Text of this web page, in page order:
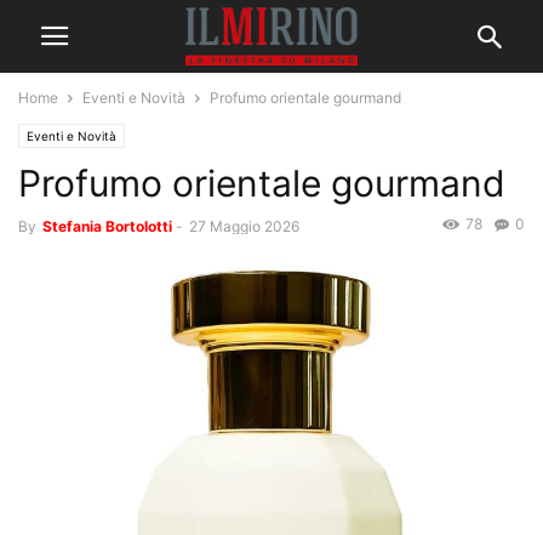
Home Eventi e Novità Profumo orientale gourmand
Eventi e Novità
Profumo orientale gourmand
By Stefania Bortolotti - 27 Maggio 2026 0
78